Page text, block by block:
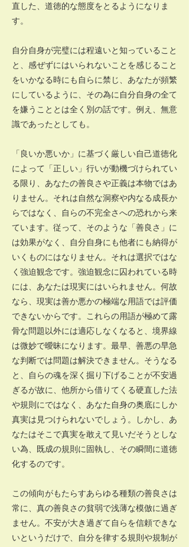
直した、道徳的な態度をとるようになりま
す。
自分自身が完璧には程遠いと知っていること
と、感ぜずにはいられないことを感じること
をいかなる時にも自らに禁じ、あなたが頻繁
にしているように、その為に自分自身の全て
を嫌うこととは全く別の話です。例え、無意
識であったとしても。
「良いか悪いか」に基づく厳しい自己道徳化
によって「正しい」行いが動機づけられてい
る限り、あなたの善良さや正義は本物ではあ
りません。それは自然な洞察や内なる成長か
らではなく、自らの不完全さへの恐れから来
ています。従って、そのような「善良さ」に
は効果がなく、自分自身にも他者にも納得が
いくものにはなりません。それは選択ではな
く強迫観念です。強迫観念に囚われている時
には、あなたは現実にはいられません。何故
なら、現実は善か悪かの極端な用語では評価
できないからです。これらの用語が極めて露
骨な問題以外には適応しなくなると、境界線
は微妙で曖昧になります。最早、善悪の早急
な判断では問題は解決できません。そうなる
と、自らの魂を深く掘り下げることが不安過
ぎるが故に、他所から借りてくる硬直した法
や規則にではなく、あなた自身の奥底にしか
真実は見つけられないでしょう。しかし、あ
なたはそこで真実を敢えて見いだそうとしな
い為、既成の規則に固執し、その瞬間に道徳
化するのです。
この傾向がもたらすあらゆる種類の善良さは
常に、真の善良さの貧弱で浅薄な模倣に過ぎ
ません。不安が大き過ぎて自らを信頼できな
いというだけで、自分を律する規則や規制が